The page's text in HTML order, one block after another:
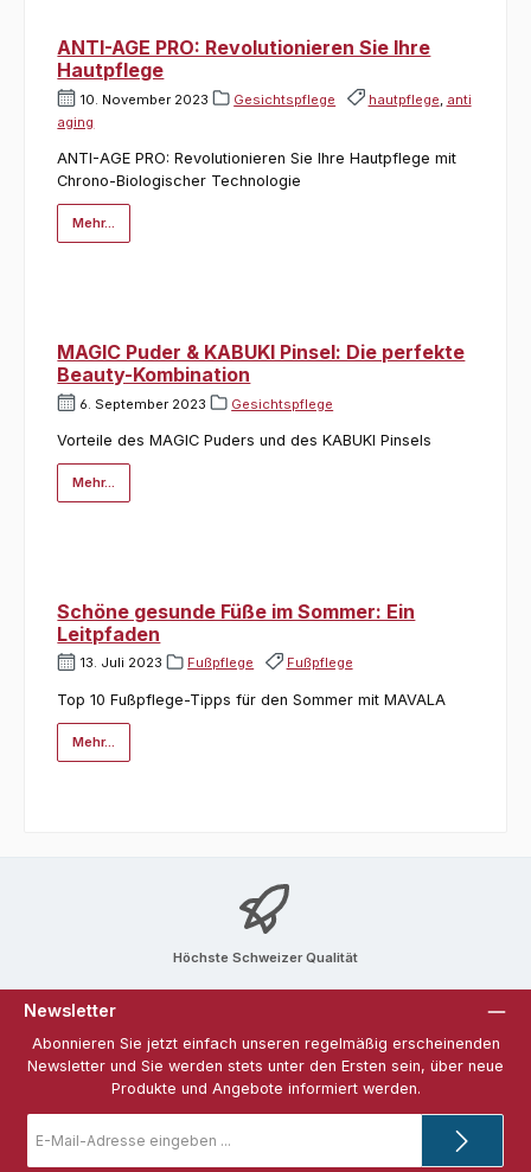
ANTI-AGE PRO: Revolutionieren Sie Ihre
Hautpflege
10. November 2023 Gesichtspflege hautpflege anti
aging
ANTI-AGE PRO: Revolutionieren Sie Ihre Hautpflege mit
Chrono-Biologischer Technologie
Mehr...
MAGIC Puder & KABUKI Pinsel: Die perfekte
Beauty-Kombination
6. September 2023 Gesichtspflege
Vorteile des MAGIC Puders und des KABUKI Pinsels
Mehr...
Schöne gesunde Füße im Sommer: Ein
Leitpfaden
13. Juli 2023 Fußpflege Fußpflege
Top 10 Fußpflege-Tipps für den Sommer mit MAVALA
Mehr...
Höchste Schweizer Qualität
Newsletter
Abonnieren Sie jetzt einfach unseren regelmäßig erscheinenden
Newsletter und Sie werden stets unter den Ersten sein, über neue
Produkte und Angebote informiert werden.
Mail-
Adresse